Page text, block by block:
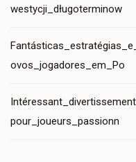
westycji_długoterminow
ovos_jogadores_em_Po
pour_joueurs_passionn